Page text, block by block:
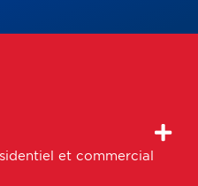
et commercial